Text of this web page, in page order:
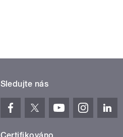
Sledujte nás